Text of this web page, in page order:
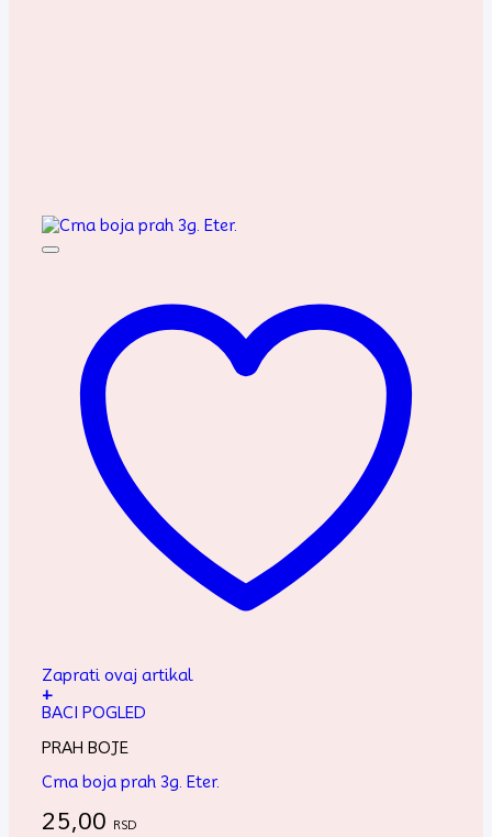
Zaprati ovaj artikal
+
BACI POGLED
PRAH BOJE
Crna boja prah 3g. Eter.
25,00 RSD